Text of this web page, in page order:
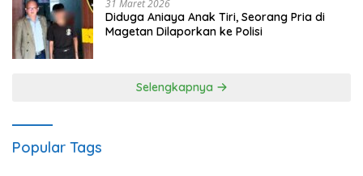
31 Maret 2026
Diduga Aniaya Anak Tiri, Seorang Pria di
Magetan Dilaporkan ke Polisi
Selengkapnya
Popular Tags